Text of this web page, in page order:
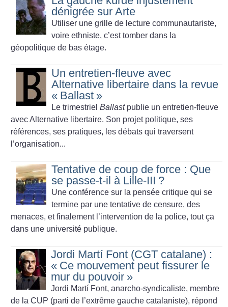
dénigrée sur Arte
Utiliser une grille de lecture communautariste,
voire ethniste, c’est tomber dans la
géopolitique de bas étage.
Un entretien-fleuve avec
Alternative libertaire dans la revue
« Ballast »
Le trimestrielBallastpublie un entretien-fleuve
avec Alternative libertaire. Son projet politique, ses
références, ses pratiques, les débats qui traversent
l’organisation...
Tentative de coup de force : Que
se passe-t-il à Lille-III ?
Une conférence sur la pensée critique qui se
termine par une tentative de censure, des
menaces, et finalement l’intervention de la police, tout ça
dans une université publique.
Jordi Martí Font (CGT catalane) :
« Ce mouvement peut fissurer le
mur du pouvoir »
Jordi Martí Font, anarcho-syndicaliste, membre
de la CUP (parti de l’extrême gauche catalaniste), répond